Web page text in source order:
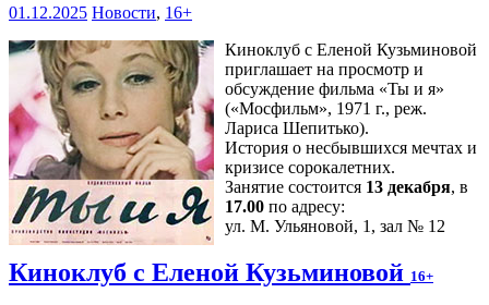
01.12.2025 Новости, 16+
Киноклуб с Еленой Кузьминовой
приглашает на просмотр и
обсуждение фильма «Ты и я»
(«Мосфильм», 1971 г., реж.
Лариса Шепитько).
История о несбывшихся мечтах и
кризисе сорокалетних.
Занятие состоится 13 декабря, в
17.00 по адресу:
ул. М. Ульяновой, 1, зал № 12
Киноклуб с Еленой Кузьминовой 16+